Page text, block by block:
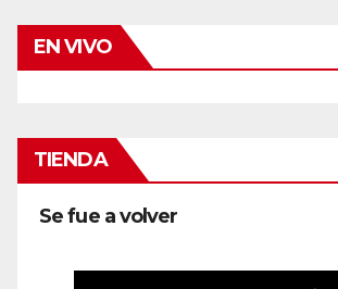
EN VIVO
TIENDA
Se fue a volver